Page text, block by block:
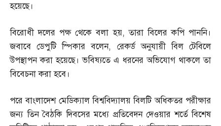
হয়েছে।
বিরোধী দলের পক্ষ থেকে বলা হয়,তারা বিলের কপি পাননি।
জবাবে ডেপুটি স্পিকার বলেন, রেকর্ড অনুযায়ী বিল টেবিলে
উপস্থাপন করা হয়েছে। ভবিষ্যতে এ ধরনের অভিযোগ থাকলে তা
বিবেচনা করা হবে।
পরে বাংলাদেশ মেডিক্যাল বিশ্ববিদ্যালয় বিলটি অধিকতর পরীক্ষার
জন্য তিন বৈঠকি দিবসের মধ্যে প্রতিবেদন দেওয়ার শর্তে বিশেষ